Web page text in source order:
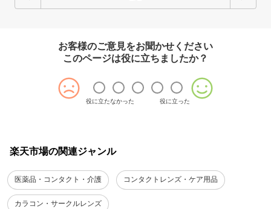
お客様のご意見をお聞かせください
このページは役に立ちましたか？
役に立たなかった 役に立った
楽天市場の関連ジャンル
医薬品・コンタクト・介護 コンタクトレンズ・ケア用品
カラコン・サークルレンズ